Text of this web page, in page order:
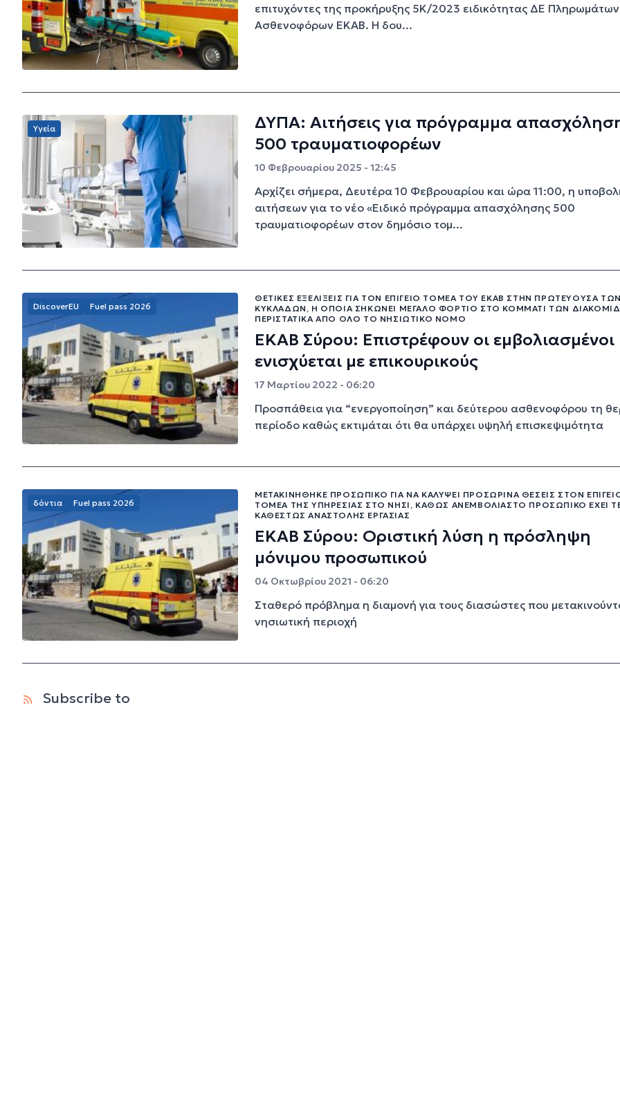
επιτυχόντες της προκήρυξης 5Κ/2023 ειδικότητας ΔΕ Πληρωμάτων
Ασθενοφόρων ΕΚΑΒ. Η δου...
Υγεία
ΔΥΠΑ: Αιτήσεις για πρόγραμμα
500 τραυματιοφορέων
10 Φεβρουαρίου 2025 - 12:45
Αρχίζει σήμερα, Δευτέρα 10 Φεβρουαρίου και ώρα 11:00, η
αιτήσεων για το νέο «Ειδικό πρόγραμμα απασχόλησης 500
τραυματιοφορέων στον δημόσιο τομ...
DiscoverEU Fuel pass 2026
ΘΕΤΙΚΈΣ ΕΞΕΛΊΞΕΙΣ ΓΙΑ ΤΟΝ ΕΠΊΓΕΙΟ ΤΟΜΈΑ ΤΟΥ ΕΚΑΒ ΣΤΗΝ ΠΡΩΤΕΎΟΥΣΑ ΤΩΝ
ΚΥΚΛΆΔΩΝ, Η ΟΠΟΊΑ ΣΗΚΏΝΕΙ ΜΕΓΆΛΟ ΦΟΡΤΊΟ ΣΤΟ ΚΟΜΜΆΤΙ ΤΩΝ
ΠΕΡΙΣΤΑΤΙΚΆ ΑΠΌ ΌΛΟ ΤΟ ΝΗΣΙΩΤΙΚΌ ΝΟΜΌ
ΕΚΑΒ Σύρου: Επιστρέφουν οι εμβολιασμένοι
ενισχύεται με επικουρικούς
17 Μαρτίου 2022 - 06:20
Προσπάθεια για “ενεργοποίηση” και δεύτερου ασθενοφόρου τη
περίοδο καθώς εκτιμάται ότι θα υπάρχει υψηλή επισκεψιμότητα
δόντια Fuel pass 2026
ΜΕΤΑΚΙΝΉΘΗΚΕ ΠΡΟΣΩΠΙΚΌ ΓΙΑ ΝΑ ΚΑΛΎΨΕΙ ΠΡΟΣΩΡΙΝΆ ΘΈΣΕΙΣ ΣΤΟΝ
ΤΟΜΈΑ ΤΗΣ ΥΠΗΡΕΣΊΑΣ ΣΤΟ ΝΗΣΊ, ΚΑΘΏΣ ΑΝΕΜΒΟΛΊΑΣΤΟ ΠΡΟΣΩΠΙΚΌ ΈΧΕΙ
ΚΑΘΕΣΤΏΣ ΑΝΑΣΤΟΛΉΣ ΕΡΓΑΣΊΑΣ
ΕΚΑΒ Σύρου: Οριστική λύση η πρόσληψη
μόνιμου προσωπικού
04 Οκτωβρίου 2021 - 06:20
Σταθερό πρόβλημα η διαμονή για τους διασώστες που
νησιωτική περιοχή
Subscribe to